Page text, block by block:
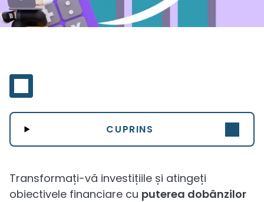
CUPRINS
Transformați-vă investițiile și atingeți
obiectivele financiare cu puterea dobânzilor